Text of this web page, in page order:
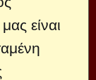
είναι